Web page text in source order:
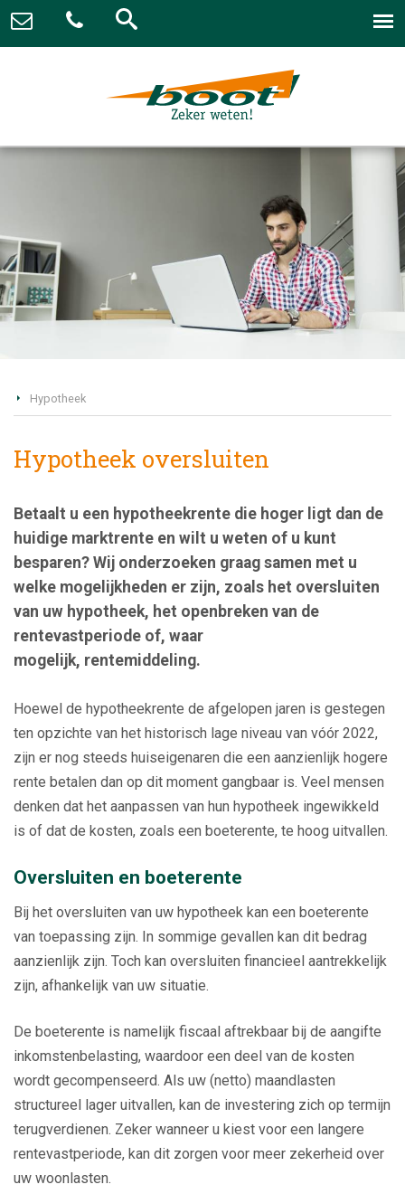
Hypotheek
Hypotheek oversluiten
Betaalt u een hypotheekrente die hoger ligt dan de
huidige marktrente en wilt u weten of u kunt
besparen? Wij onderzoeken graag samen met u
welke mogelijkheden er zijn, zoals het oversluiten
van uw hypotheek, het openbreken van de
rentevastperiode of, waar
mogelijk, rentemiddeling.
Hoewel de hypotheekrente de afgelopen jaren is gestegen
ten opzichte van het historisch lage niveau van vóór 2022,
zijn er nog steeds huiseigenaren die een aanzienlijk hogere
rente betalen dan op dit moment gangbaar is. Veel mensen
denken dat het aanpassen van hun hypotheek ingewikkeld
is of dat de kosten, zoals een boeterente, te hoog uitvallen.
Oversluiten en boeterente
Bij het oversluiten van uw hypotheek kan een boeterente
van toepassing zijn. In sommige gevallen kan dit bedrag
aanzienlijk zijn. Toch kan oversluiten financieel aantrekkelijk
zijn, afhankelijk van uw situatie.
De boeterente is namelijk fiscaal aftrekbaar bij de aangifte
inkomstenbelasting, waardoor een deel van de kosten
wordt gecompenseerd. Als uw (netto) maandlasten
structureel lager uitvallen, kan de investering zich op termijn
terugverdienen. Zeker wanneer u kiest voor een langere
rentevastperiode, kan dit zorgen voor meer zekerheid over
uw woonlasten.